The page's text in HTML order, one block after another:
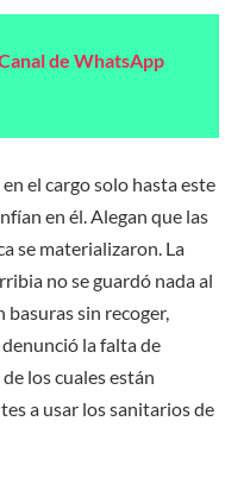
de WhatsApp
el cargo solo hasta este
en él. Alegan que las
se materializaron. La
no se guardó nada al
sin recoger,
denunció la falta de
los cuales están
a usar los sanitarios de